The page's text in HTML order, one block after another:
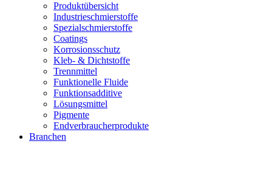
Produktübersicht
Industrieschmierstoffe
Spezialschmierstoffe
Coatings
Korrosionsschutz
Kleb- & Dichtstoffe
Trennmittel
Funktionelle Fluide
Funktionsadditive
Lösungsmittel
Pigmente
Endverbraucherprodukte
Branchen